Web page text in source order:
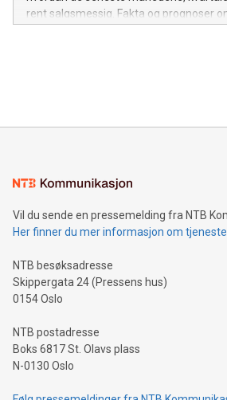
rent salgsmessig. Fakta og prognoser
Vil du sende en pressemelding fra NTB
Her finner du mer informasjon om
NTB besøksadresse
Skippergata 24 (Pressens hus)
0154 Oslo
NTB postadresse
Boks 6817 St. Olavs plass
N-0130 Oslo